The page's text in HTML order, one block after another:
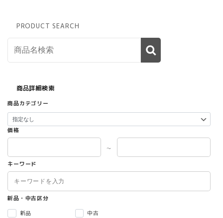
PRODUCT SEARCH
商品詳細検索
商品カテゴリー
価格
～
キーワード
新品・中古区分
新品
中古